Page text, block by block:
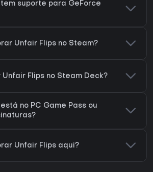
tem suporte para GeForce
Unfair Flips no Steam?
Unfair Flips no Steam Deck?
no PC Game Pass ou
Unfair Flips aqui?